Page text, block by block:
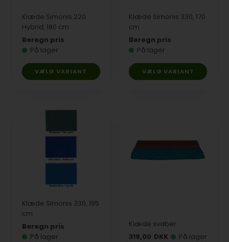
Klæde Simonis 220
Hybrid, 180 cm
Beregn pris
På lager
VÆLG VARIANT
Klæde Simonis 330, 170
cm
Beregn pris
På lager
VÆLG VARIANT
Klæde Simonis 330, 195
cm
Beregn pris
På lager
Klæde svaber
319,00 DKK På lager